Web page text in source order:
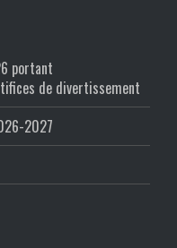
portant
de divertissement
2027